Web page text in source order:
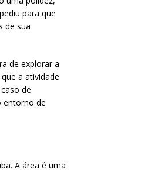
para que
de sua
de explorar a
a atividade
de
entorno de
A área é uma